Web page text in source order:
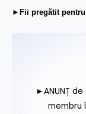
►Fii pregătit
►ANUNȚ
membru